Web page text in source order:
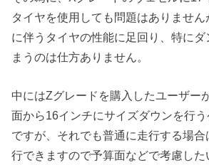
タイヤを使用しても問題はありませ
に伴うタイヤの性能に足回り、特にダ
まうのは仕方ありません。
中にはZグレードを購入したユーザー
面から16インチにサイズダウンを行
ですが、それでも普通に走行する場
行できますので予算面などで考慮した